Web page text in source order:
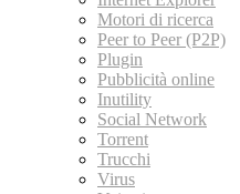
Motori di ricerca
Peer to Peer (P2P)
Plugin
Pubblicità online
Inutility
Social Network
Torrent
Trucchi
Virus